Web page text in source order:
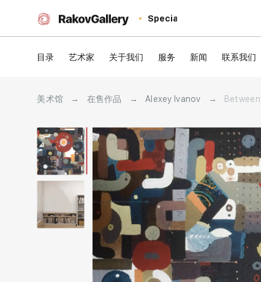
Special
目录 艺术家 关于我们 服务 新闻 联系我们
美术馆 → 在售作品 → Alexey Ivanov → Between